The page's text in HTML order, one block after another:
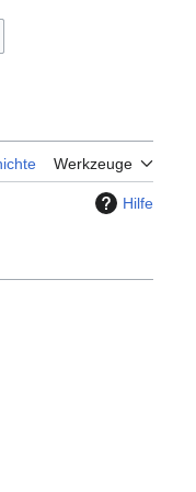
Werkzeuge
Hilfe